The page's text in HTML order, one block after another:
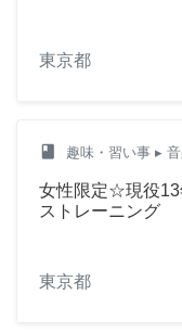
東京都
class 趣味・習い事 ▸
女性限定☆現役13
ストレーニング
東京都